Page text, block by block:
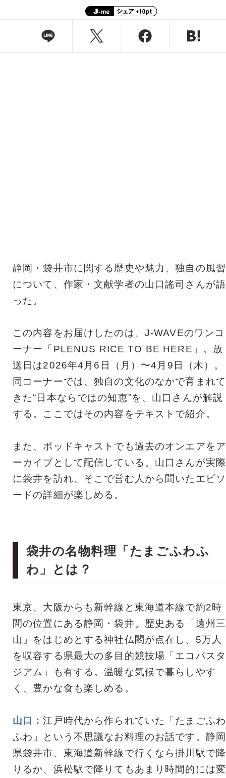
静岡・袋井市に関する歴史や魅力、独自の風習
について、作家・文献学者の山口謠司さんが語
った。
この内容をお届けしたのは、J-WAVEのワンコ
ーナー「PLENUS RICE TO BE HERE」。放
送日は2026年4月6日（月）〜4月9日（木）。
同コーナーでは、独自の文化のなかで育まれて
きた“日本ならではの知恵”を、山口さんが解説
する。ここではその内容をテキストで紹介。
また、ポッドキャストでも過去のオンエアをア
ーカイブとして配信している。山口さんが実際
に袋井を訪れ、そこで営む人から聞いたエピソ
ードの詳細が楽しめる。
袋井の名物料理「たまごふわふ
わ」とは？
東京、大阪からも新幹線と東海道本線で約2時
間の位置にある静岡・袋井。歴史ある「遠州三
山」をはじめとする神社仏閣が点在し、5万人
を収容する県最大の多目的競技場「エコパスタ
ジアム」も有する。温暖な気候で暮らしやす
く、豊かな食も楽しめる。
山口：江戸時代から作られていた「たまごふわ
ふわ」という不思議なお料理のお話です。静岡
県袋井市、東海道新幹線で行くなら掛川駅で降
りるか、浜松駅で降りてもあまり時間的には変